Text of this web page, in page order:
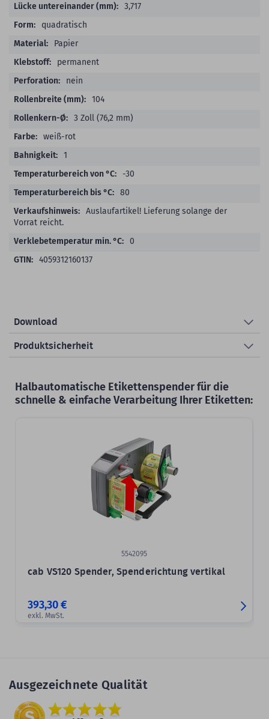
3,717
quadratisch
Papier
permanent
nein
104
3 Zoll (76,2 mm)
weiß-rot
1
-30
80
Auslaufartikel! Lieferung solange der
Vorrat reicht.
0
4059312160137
Download
Produktsicherheit
Halbautomatische Etikettenspender für die
schnelle & einfache Verarbeitung Ihrer Etiketten:
cab VS120 Spender, Spenderichtung vertikal
5542095
393,30 €
exkl. MwSt.
Ausgezeichnete Qualität